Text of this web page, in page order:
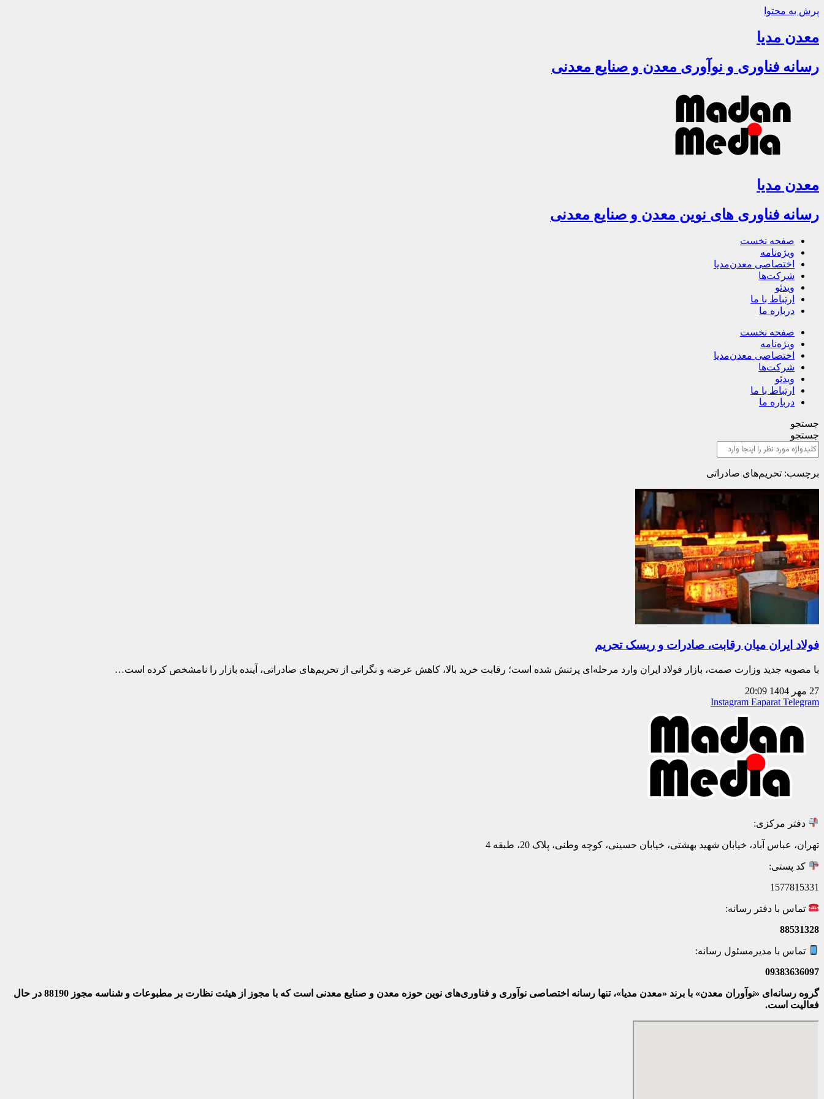
پرش به محتوا
معدن مدیا
رسانه فناوری و نوآوری معدن و صنایع معدنی
معدن مدیا
رسانه فناوری های نوین معدن و صنایع معدنی
صفحه نخست
ویژه‌نامه
اختصاصی معدن‌مدیا
شرکت‌ها
ویدئو
ارتباط با ما
درباره ما
صفحه نخست
ویژه‌نامه
اختصاصی معدن‌مدیا
شرکت‌ها
ویدئو
ارتباط با ما
درباره ما
جستجو
جستجو
برچسب: تحریم‌های صادراتی
فولاد ایران میان رقابت، صادرات و ریسک تحریم
با مصوبه جدید وزارت صمت، بازار فولاد ایران وارد مرحله‌ای پرتنش شده است؛ رقابت خرید بالا، کاهش عرضه و نگرانی از تحریم‌های صادراتی، آینده بازار را نامشخص کرده است…
27 مهر 1404
20:09
Instagram Eaparat Telegram
دفتر مرکزی:
تهران، عباس آباد، خیابان شهید بهشتی، خیابان حسینی، کوچه وطنی، پلاک 20، طبقه 4
کد پستی:
1577815331
تماس با دفتر رسانه:
88531328
تماس با مدیرمسئول رسانه:
09383636097
گروه رسانه‌ای «نوآوران معدن» با برند «معدن مدیا»، تنها رسانه اختصاصی نوآوری و فناوری‌های نوین حوزه معدن و صنایع معدنی‌ است که با مجوز از هیئت نظارت بر مطبوعات
و شناسه مجوز 88190 در حال
فعالیت است.